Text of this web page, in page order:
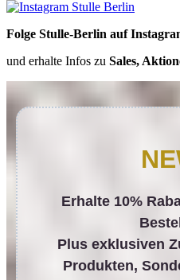
Folge Stulle-Berlin auf
und erhalte Infos zu Sales,
Erhalte 10%
Plus exklusiven
Produkten,